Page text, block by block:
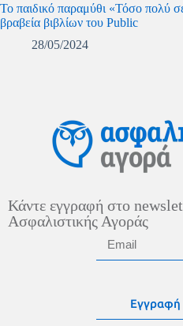
Το παιδικό παραμύθι «Τόσο πολύ
βραβεία βιβλίων του Public
28/05/2024
Κάντε εγγραφή στο
Ασφαλιστικής Αγοράς
Εγγραφή